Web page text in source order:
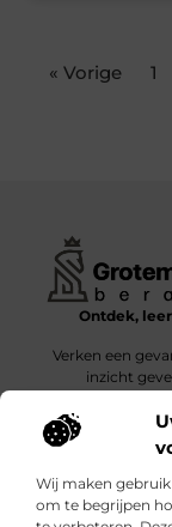
Wij maken
om te begrijpen
« Vorige 1
Ontdek,
Verken een
inzicht
Bericht